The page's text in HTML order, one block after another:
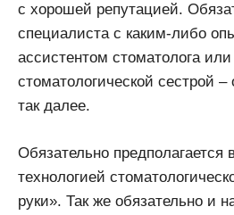
с хорошей репутацией.
специалиста с каким-либо
ассистентом стоматолога
стоматологической сестрой –
так далее.
Обязательно предполагается
технологией
руки». Так же обязательно и